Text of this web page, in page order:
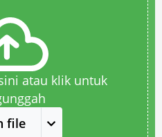
atau klik untuk
file